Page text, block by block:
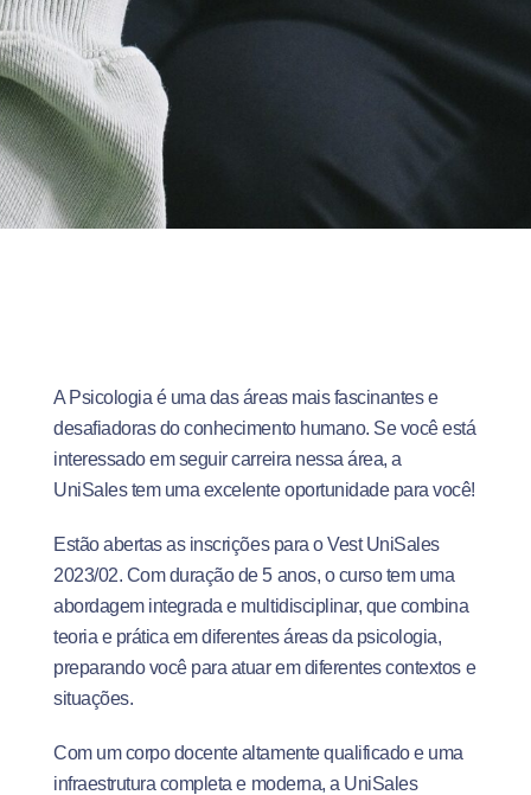
A Psicologia é uma das áreas mais fascinantes e
desafiadoras do conhecimento humano. Se você está
interessado em seguir carreira nessa área, a
UniSales tem uma excelente oportunidade para você!
Estão abertas as inscrições para o Vest UniSales
2023/02. Com duração de 5 anos, o curso tem uma
abordagem integrada e multidisciplinar, que combina
teoria e prática em diferentes áreas da psicologia,
preparando você para atuar em diferentes contextos e
situações.
Com um corpo docente altamente qualificado e uma
infraestrutura completa e moderna, a UniSales